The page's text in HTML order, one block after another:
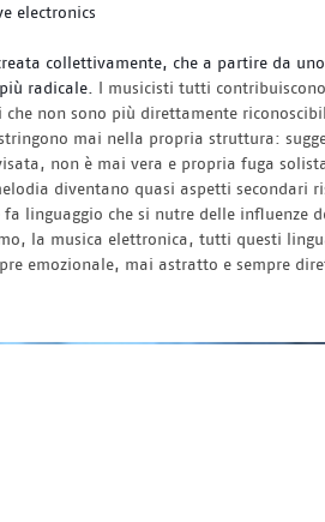
electronics
collettivamente, che a partire da
radicale. I musicisti tutti
non sono più direttamente
mai nella propria struttura:
non è mai vera e propria fuga
diventano quasi aspetti secondari
linguaggio che si nutre delle influenze
la musica elettronica, tutti questi
emozionale, mai astratto e sempre